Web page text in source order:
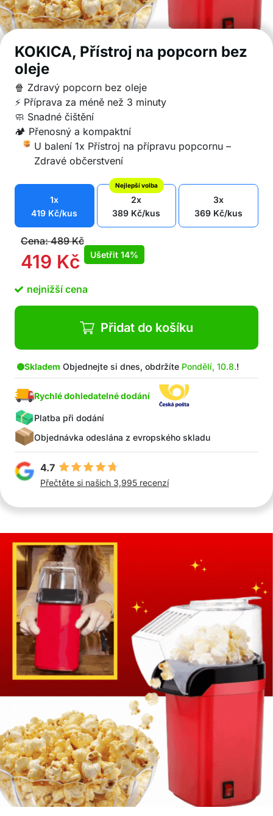
KOKICA, Přístroj na popcorn bez
oleje
🍿 Zdravý popcorn bez oleje
⚡ Příprava za méně než 3 minuty
🧼 Snadné čištění
🏕️ Přenosný a kompaktní
U balení 1x Přístroj na přípravu popcornu –
Zdravé občerstvení
1x
419 Kč/kus
Nejlepší volba
2x
389 Kč/kus
3x
369 Kč/kus
Cena:489Kč
419 Kč Ušetřit 14%
nejnižší cena
Přidat do košíku
Skladem Objednejte si dnes, obdržíte Pondělí, 10.8.!
Rychlé dohledatelné dodání
Platba při dodání
Objednávka odeslána z evropského skladu
4.7
Přečtěte si našich 3,995 recenzí